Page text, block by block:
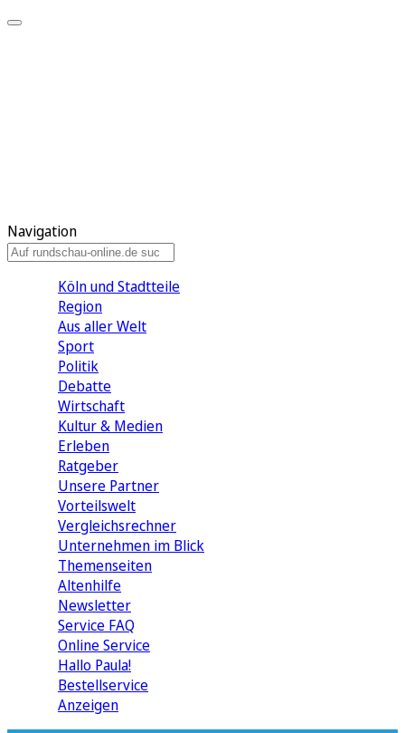
Navigation
Köln und Stadtteile
Region
Aus aller Welt
Sport
Politik
Debatte
Wirtschaft
Kultur & Medien
Erleben
Ratgeber
Unsere Partner
Vorteilswelt
Vergleichsrechner
Unternehmen im Blick
Themenseiten
Altenhilfe
Newsletter
Service FAQ
Online Service
Hallo Paula!
Bestellservice
Anzeigen